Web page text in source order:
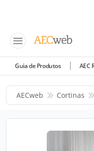
Guia de Produtos AEC
AECweb Cortinas